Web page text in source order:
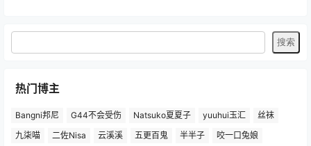
热门博主
Bangni邦尼 G44不会受伤 Natsuko夏夏子 yuuhui玉汇
丝袜
九柒喵
二佐Nisa 云溪溪 五更百鬼 半半子 咬一口兔娘